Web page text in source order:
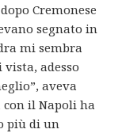
Cremonese
segnato in
mi sembra
adesso
aveva
con il Napoli ha
più di un